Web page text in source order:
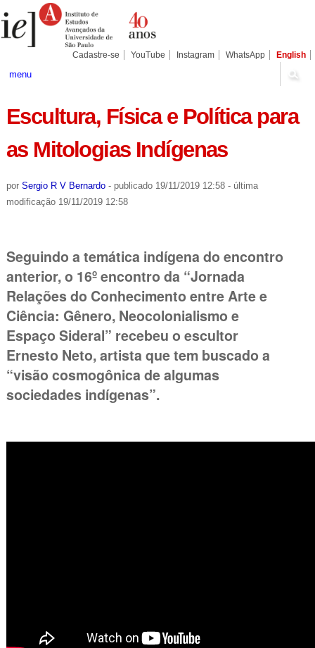
para
conteúdo.
Pessoais
Cadastre-se YouTube Instagram WhatsApp English
menu
Escultura, Física e Política para
as Mitologias Indígenas
por Sergio R V Bernardo - publicado19/11/2019 12:58 - última
modificação19/11/2019 12:58
Seguindo a temática indígena do encontro
anterior, o 16º encontro da “Jornada
Relações do Conhecimento entre Arte e
Ciência: Gênero, Neocolonialismo e
Espaço Sideral” recebeu o escultor
Ernesto Neto, artista que tem buscado a
“visão cosmogônica de algumas
sociedades indígenas”.